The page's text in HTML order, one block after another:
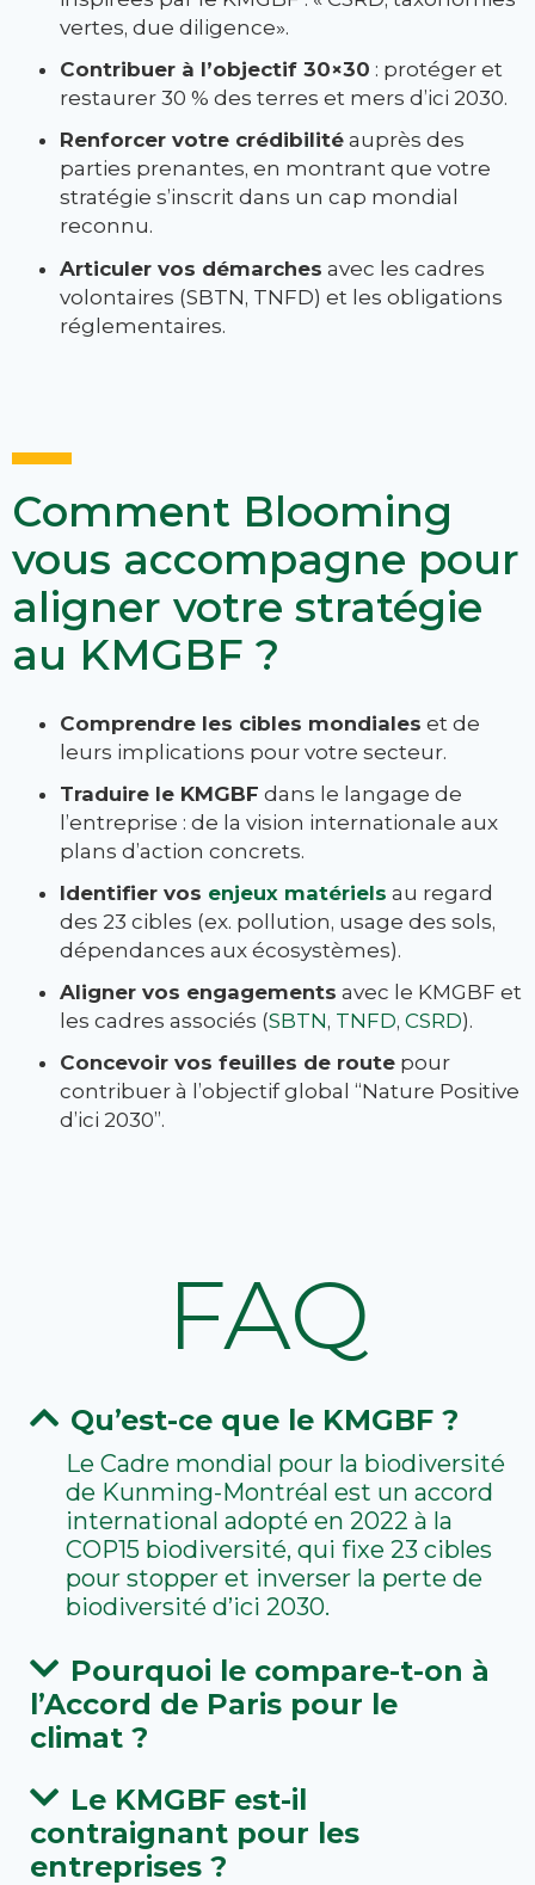
vertes, due diligence».
Contribuer à l’objectif 30×30 : protéger et
restaurer 30 % des terres et mers d’ici 2030.
Renforcer votre crédibilité auprès des
parties prenantes, en montrant que votre
stratégie s’inscrit dans un cap mondial
reconnu.
Articuler vos démarches avec les cadres
volontaires (SBTN, TNFD) et les obligations
réglementaires.
Comment Blooming
vous accompagne pour
aligner votre stratégie
au KMGBF ?
Comprendre les cibles mondiales et de
leurs implications pour votre secteur.
Traduire le KMGBF dans le langage de
l’entreprise : de la vision internationale aux
plans d’action concrets.
Identifier vos enjeux matériels au regard
des 23 cibles (ex. pollution, usage des sols,
dépendances aux écosystèmes).
Aligner vos engagements avec le KMGBF et
les cadres associés (SBTN, TNFD, CSRD).
Concevoir vos feuilles de route pour
contribuer à l’objectif global “Nature Positive
d’ici 2030”.
FAQ
Qu’est-ce que le KMGBF ?
Le Cadre mondial pour la biodiversité
de Kunming-Montréal est un accord
international adopté en 2022 à la
COP15 biodiversité, qui fixe 23 cibles
pour stopper et inverser la perte de
biodiversité d’ici 2030.
Pourquoi le compare-t-on à
l’Accord de Paris pour le
climat ?
Le KMGBF est-il
contraignant pour les
entreprises ?